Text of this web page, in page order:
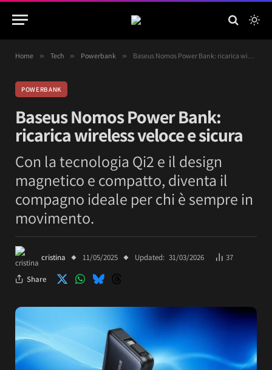
Home » Tech » Powerbank » Baseus Nomos Power Bank: ricarica wireless veloce e sicura
POWERBANK
Baseus Nomos Power Bank:
ricarica wireless veloce e sicura
Con la tecnologia Qi2 e il design
magnetico e compatto, diventa il
compagno ideale per chi è sempre in
movimento.
cristina 11/05/2025 Updated: 31/03/2026 37
Share